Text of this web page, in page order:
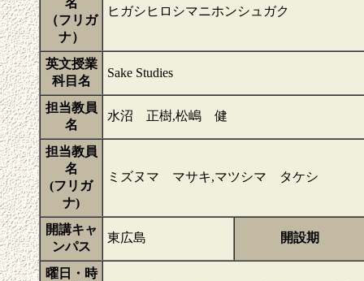
名
（フリガ
ナ）
ヒガシヒロシマニホンシュガク
英文授業
科目名
Sake Studies
担当教員
名
水沼 正樹,松嶋 健
担当教員
名
(フリガ
ナ)
ミズヌマ マサキ,マツシマ タケシ
開講キャ
ンパス
東広島 開設期
曜日・時